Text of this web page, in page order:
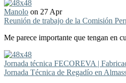
Manolo on 27 Apr
Reunión de trabajo de la Comisión
Me parece importante que tengan en
Jornada técnica FECOREVA |
Jornada Técnica de Regadío en